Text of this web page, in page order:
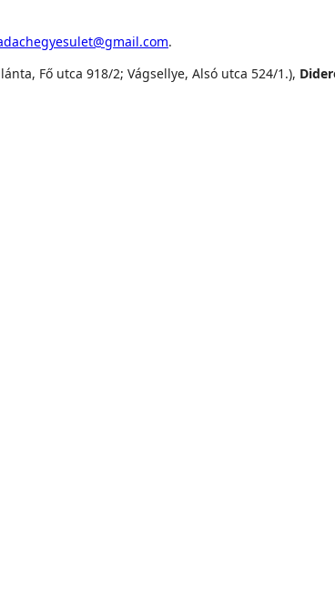
.
Fő utca 918/2; Vágsellye, Alsó utca 524/1.),